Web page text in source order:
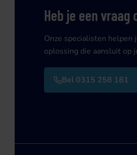
Heb je een vraag
Onze specialisten helpen
oplossing die aansluit op
Bel 0315 258 181